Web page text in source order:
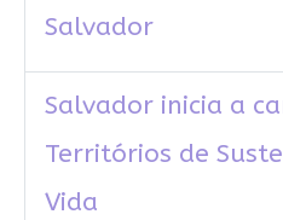
Salvador
Salvador inicia a
Territórios de
Vida